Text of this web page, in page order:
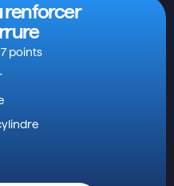
renforcer
points